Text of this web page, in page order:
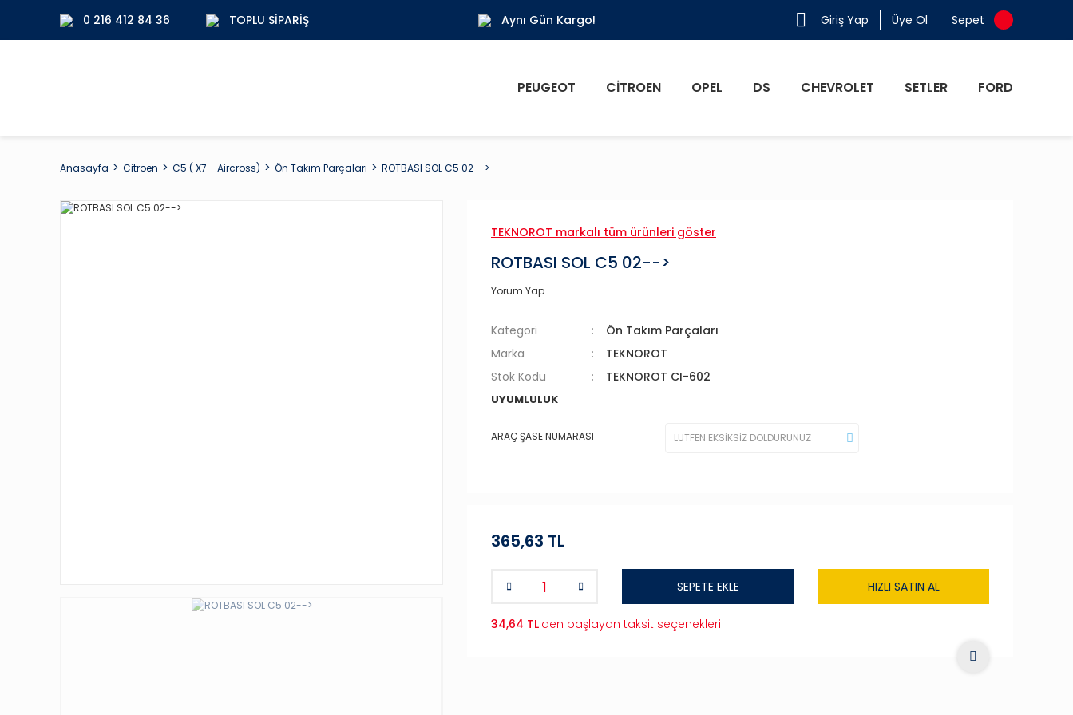
0 216 412 84 36 TOPLU SIPARIŞ Aynı Gün Kargo! Giriş Yap Üye Ol Sepet
PEUGEOT CITROEN OPEL DS CHEVROLET SETLER FORD
Anasayfa Citroen C5 ( X7 - Aircross) Ön Takım Parçaları ROTBASI SOL C5 02-->
TEKNOROT markalı tüm ürünleri göster
ROTBASI SOL C5 02-->
Yorum Yap
Kategori
Ön Takım Parçaları
Marka
TEKNOROT
Stok Kodu
TEKNOROT CI-602
UYUMLULUK
ARAÇ ŞASE NUMARASI
365,63 TL
SEPETE EKLE HIZLI SATIN AL
34,64 TL'den başlayan taksit seçenekleri